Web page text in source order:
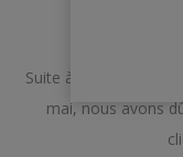
Suite à un incident
mai, nous avons